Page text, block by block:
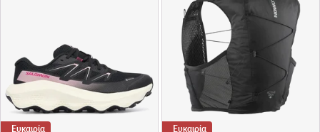
Ευκαιρία Ευκαιρία